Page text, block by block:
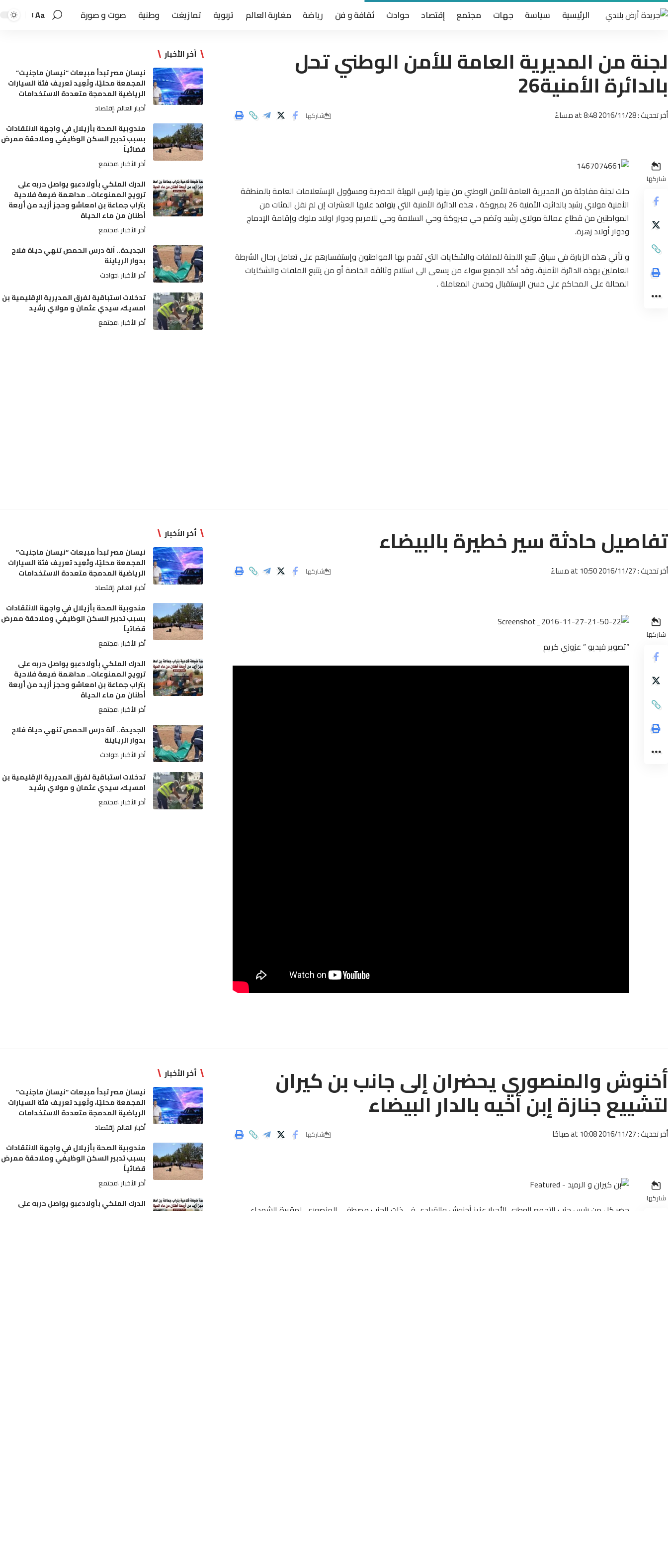
الرئيسية سياسة جهات مجتمع إقتصاد حوادث ثقافة و فن رياضة مغاربة العالم تربوية تمازيغت وطنية صوت و صورة Aa
لجنة من المديرية العامة للأمن الوطني تحل
بالدائرة اﻷمنية26
أخر تحديث : 2016/11/28 at 8:48 مساءً شاركها
شاركها
حلت لجنة مفاجئة من المديرية العامة للأمن الوطني من بينها رئيس الهيئة الحضرية ومسؤول اﻹستعلامات العامة بالمنطقة
اﻷمنية مولاي رشيد بالدائرت اﻷمنية 26 بمبروكة ، هذه الدائرة اﻷمنية التي يتوافد عليها العشرات إن لم نقل المئات من
المواطنين من قطاع عمالة مولاي رشيد وتضم حي مبروكة وحي السلامة وحي للامريم ودوار اولاد ملوك وإقامة اﻹدماج
ودوار أولاد زهرة.
و تأتي هذه الزيارة في سياق تتبع اللجنة للملفات والشكايات التي تقدم بها المواطنون وإستفسارهم على تعامل رجال الشرطة
العاملين بهذه الدائرة اﻷمنية، وقد أكد الجميع سواء من يسعى الى استلام وثائقه الخاصة أو من يتتبع الملفات والشكايات
المحالة على المحاكم على حسن اﻹستقبال وحسن المعاملة .
أخر الأخبار
نيسان مصر تبدأ مبيعات “نيسان ماجنيت”
المجمعة محليًا، وتُعِيد تعريف فئة السيارات
الرياضية المدمجة متعددة الاستخدامات
أخبار العالم إقتصاد
مندوبية الصحة بأزيلال في واجهة الانتقادات
بسبب تدبير السكن الوظيفي وملاحقة ممرض
قضائياً
أخر الأخبار مجتمع
الدرك الملكي بأولادعبو يواصل حربه على
ترويج الممنوعات.. مداهمة ضيعة فلاحية
بتراب جماعة بن امعاشو وحجز أزيد من أربعة
أطنان من ماء الحياة
أخر الأخبار مجتمع
الجديدة.. آلة درس الحمص تنهي حياة فلاح
بدوار الرياينة
أخر الأخبار حوادث
تدخلات استباقية لفرق المديرية الإقليمية بن
امسيك، سيدي عثمان و مولاي رشيد
أخر الأخبار مجتمع
تفاصيل حادثة سير خطيرة بالبيضاء
أخر تحديث : 2016/11/27 at 10:50 مساءً شاركها
شاركها
“تصوير فيديو ” عزوزي كريم
أخر الأخبار
نيسان مصر تبدأ مبيعات “نيسان ماجنيت”
المجمعة محليًا، وتُعِيد تعريف فئة السيارات
الرياضية المدمجة متعددة الاستخدامات
أخبار العالم إقتصاد
مندوبية الصحة بأزيلال في واجهة الانتقادات
بسبب تدبير السكن الوظيفي وملاحقة ممرض
قضائياً
أخر الأخبار مجتمع
الدرك الملكي بأولادعبو يواصل حربه على
ترويج الممنوعات.. مداهمة ضيعة فلاحية
بتراب جماعة بن امعاشو وحجز أزيد من أربعة
أطنان من ماء الحياة
أخر الأخبار مجتمع
الجديدة.. آلة درس الحمص تنهي حياة فلاح
بدوار الرياينة
أخر الأخبار حوادث
تدخلات استباقية لفرق المديرية الإقليمية بن
امسيك، سيدي عثمان و مولاي رشيد
أخر الأخبار مجتمع
أخنوش والمنصوري يحضران إلى جانب بن كيران
لتشييع جنازة إبن أخيه بالدار البيضاء
أخر تحديث : 2016/11/27 at 10:08 صباحًا شاركها
شاركها
حضر كل من رئيس حزب التجمع الوطني للأحرار عزيز أخنوش والقيادي في ذات الحزب مصطفى المنصوري، لمقبرة الشهداء
أخر الأخبار
نيسان مصر تبدأ مبيعات “نيسان ماجنيت”
المجمعة محليًا، وتُعِيد تعريف فئة السيارات
الرياضية المدمجة متعددة الاستخدامات
أخبار العالم إقتصاد
مندوبية الصحة بأزيلال في واجهة الانتقادات
بسبب تدبير السكن الوظيفي وملاحقة ممرض
قضائياً
أخر الأخبار مجتمع
الدرك الملكي بأولادعبو يواصل حربه على
ترويج الممنوعات.. مداهمة ضيعة فلاحية